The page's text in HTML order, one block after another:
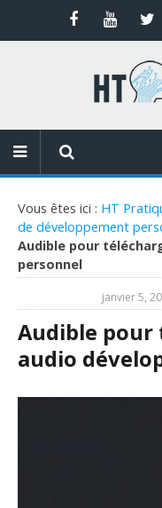
Vous êtes ici : HT
de développement
Audible pour
personnel
janvier 5,
Audible pour
audio